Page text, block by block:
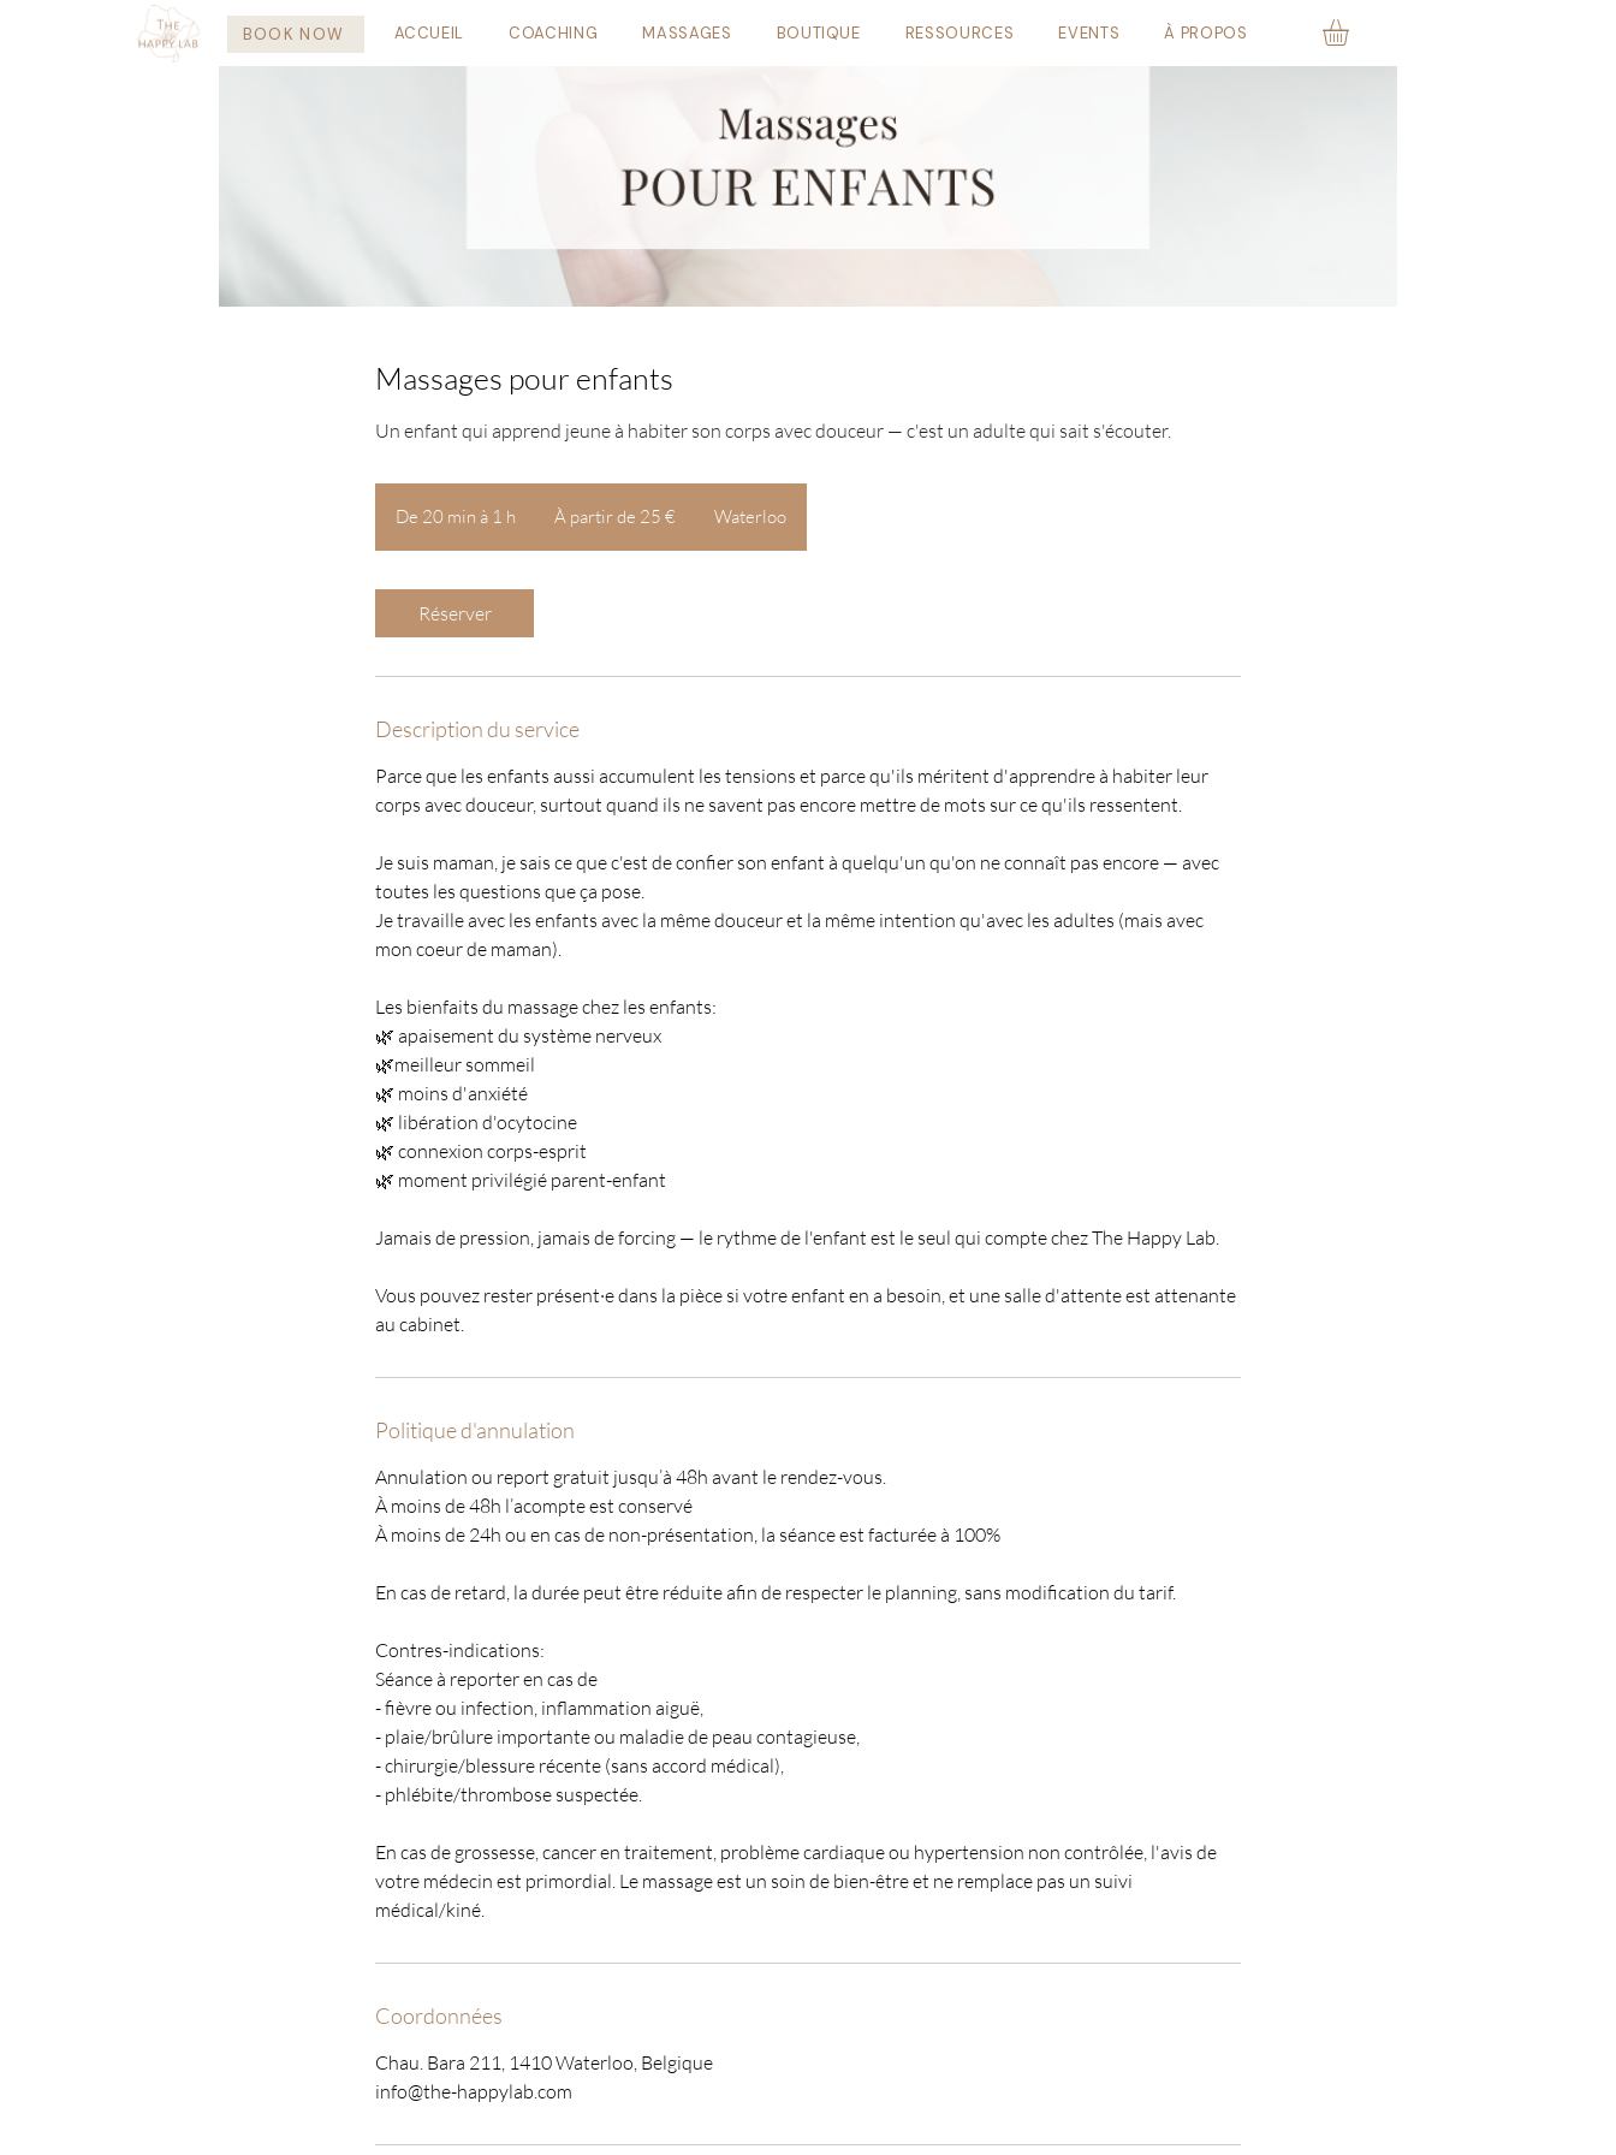
BOOK NOW ACCUEIL COACHING MASSAGES BOUTIQUE RESSOURCES EVENTS À PROPOS
Massages pour enfants
Un enfant qui apprend jeune à habiter son corps avec douceur — c'est un adulte qui sait s'écouter.
De 20 min à 1 h
0
n
1
À partir de 25 € Waterloo
Réserver
Description du service
Parce que les enfants aussi accumulent les tensions et parce qu'ils méritent d'apprendre à habiter leur
corps avec douceur, surtout quand ils ne savent pas encore mettre de mots sur ce qu'ils ressentent.
Je suis maman, je sais ce que c'est de confier son enfant à quelqu'un qu'on ne connaît pas encore — avec
toutes les questions que ça pose.
Je travaille avec les enfants avec la même douceur et la même intention qu'avec les adultes (mais avec
mon coeur de maman).
Les bienfaits du massage chez les enfants:
🌿 apaisement du système nerveux
🌿meilleur sommeil
🌿 moins d'anxiété
🌿 libération d'ocytocine
🌿 connexion corps-esprit
🌿 moment privilégié parent-enfant
Jamais de pression, jamais de forcing — le rythme de l'enfant est le seul qui compte chez The Happy Lab.
Vous pouvez rester présent·e dans la pièce si votre enfant en a besoin, et une salle d'attente est attenante
au cabinet.
Politique d'annulation
Annulation ou report gratuit jusqu’à 48h avant le rendez-vous.
À moins de 48h l’acompte est conservé
À moins de 24h ou en cas de non-présentation, la séance est facturée à 100%
En cas de retard, la durée peut être réduite afin de respecter le planning, sans modification du tarif.
Contres-indications:
Séance à reporter en cas de
- fièvre ou infection, inflammation aiguë,
- plaie/brûlure importante ou maladie de peau contagieuse,
- chirurgie/blessure récente (sans accord médical),
- phlébite/thrombose suspectée.
En cas de grossesse, cancer en traitement, problème cardiaque ou hypertension non contrôlée, l'avis de
votre médecin est primordial. Le massage est un soin de bien-être et ne remplace pas un suivi
médical/kiné.
Coordonnées
Chau. Bara 211, 1410 Waterloo, Belgique
info@the-happylab.com